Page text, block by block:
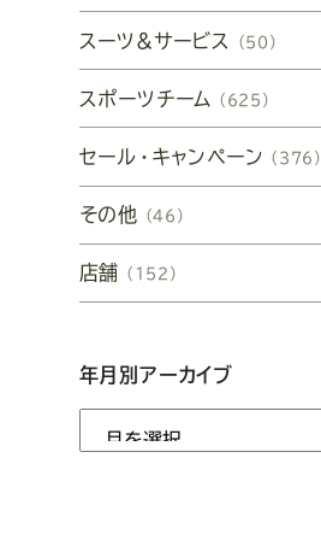
スーツ&サービス （50）
スポーツチーム （625）
セール・キャンペーン （376）
その他 （46）
店舗 （152）
年月別アーカイブ